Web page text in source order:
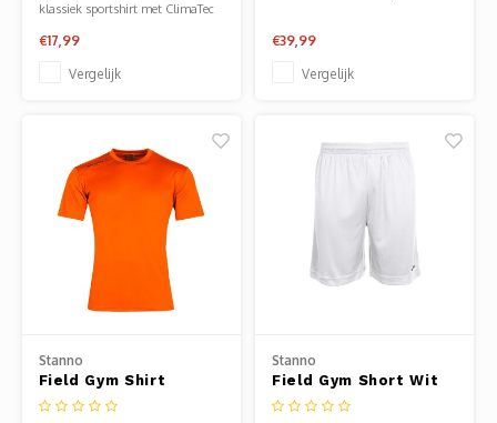
klassiek sportshirt met ClimaTec
€17,99
Vergelijk
€39,99
Vergelijk
Stanno
Field Gym Shirt
Oranje
Stanno
Field Gym Short Wit